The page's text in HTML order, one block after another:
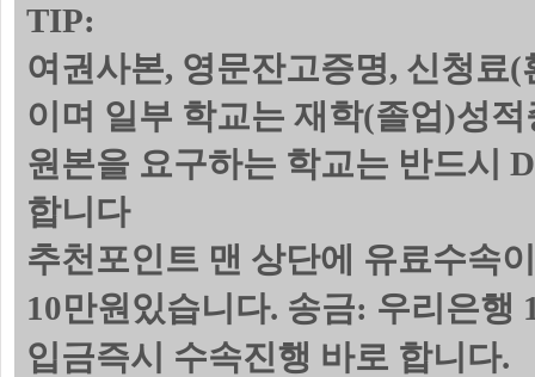
TIP:
여권사본, 영문잔고증명, 신청료(
이며 일부 학교는 재학(졸업)성
원본을 요구하는 학교는 반드시
합니다
추천포인트 맨 상단에 유료수속
10만원있습니다. 송금: 우리은행
입금즉시 수속진행 바로 합니다.